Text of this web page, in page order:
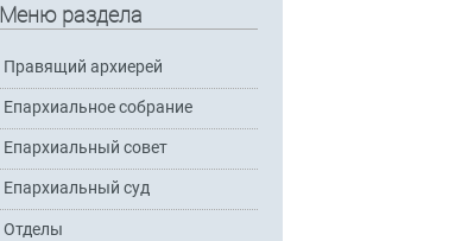
Меню раздела
Правящий архиерей
Епархиальное собрание
Епархиальный совет
Епархиальный суд
Отделы